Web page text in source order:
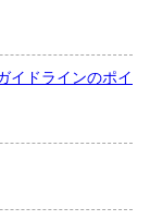
イドラインのポイ